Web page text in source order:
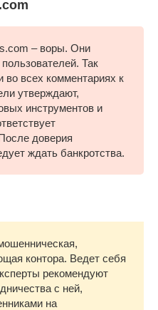
– воры. Они
Так
во всех комментариях к
утверждают,
инструментов и
доверия
ждать банкротства.
контора. Ведет себя
рекомендуют
с ней,
на